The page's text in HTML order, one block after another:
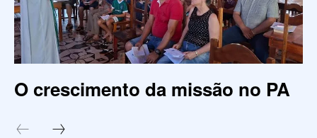
O crescimento da missão no PA